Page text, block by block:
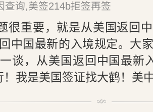
查询,美签214b拒签再签
很重要，就是从美国返回
中国最新的入境规定。大
谈，从美国返回中国最新
！我是美国签证找大鹤！美